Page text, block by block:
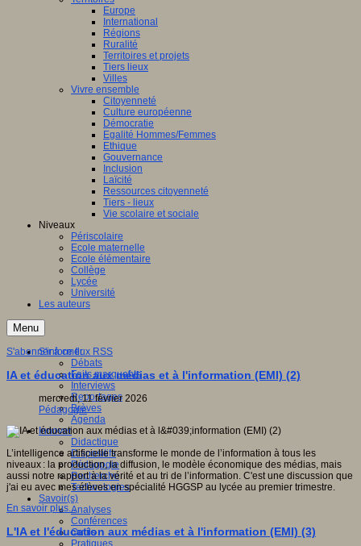
Europe
International
Régions
Ruralité
Territoires et projets
Tiers lieux
Villes
Vivre ensemble
Citoyenneté
Culture européenne
Démocratie
Egalité Hommes/Femmes
Ethique
Gouvernance
Inclusion
Laïcité
Ressources citoyenneté
Tiers - lieux
Vie scolaire et sociale
Niveaux
Périscolaire
Ecole maternelle
Ecole élémentaire
Collège
Lycée
Université
Les auteurs
Menu
S'informer
Débats
Faits marquants
Interviews
Reportages
Brèves
Agenda
Innover
Didactique
Dispositifs
Pédagogie
Recherche
Technologies
Savoir(s)
Analyses
Conférences
Outils
Pratiques
S'abonner à ce flux RSS
IA et éducation aux médias et à l'information (EMI) (2)
mercredi, 11 février 2026
Pédagogie
L’intelligence artificielle transforme le monde de l’information à tous les
niveaux : la production, la diffusion, le modèle économique des médias, mais
aussi notre rapport à la vérité et au tri de l’information. C'est une discussion que
j'ai eu avec mes élèves en spécialité HGGSP au lycée au premier trimestre.
En savoir plus...
L'IA et l'éducation aux médias et à l'information (EMI) (3)